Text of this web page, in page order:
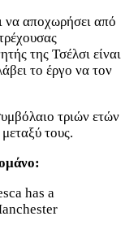
να αποχωρήσει από
της Τσέλσι είναι
το έργο να τον
τριών ετών
τους.
has a